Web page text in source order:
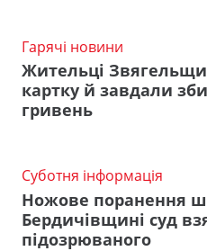
Гарячі новини
Жительці
картку й завдали
гривень
Суботня інформація
Ножове поранення
Бердичівщині суд
підозрюваного